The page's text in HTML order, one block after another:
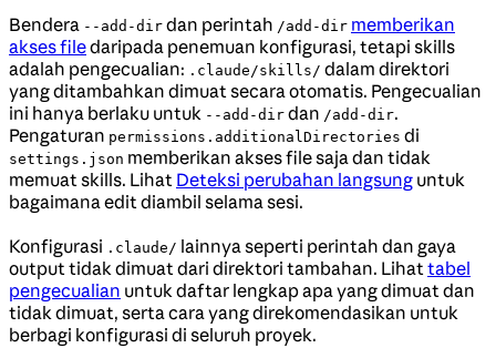
Bendera --add-dir dan perintah /add-dir memberikan
akses filedaripada penemuan konfigurasi, tetapi skills
adalah pengecualian: .claude/skills/ dalam direktori
yang ditambahkan dimuat secara otomatis. Pengecualian
ini hanya berlaku untuk --add-dir dan /add-dir.
Pengaturan permissions.additionalDirectories di
settings.json memberikan akses file saja dan tidak
memuat skills. Lihat Deteksi perubahan langsung untuk
bagaimana edit diambil selama sesi.
Konfigurasi .claude/ lainnya seperti perintah dan gaya
output tidak dimuat dari direktori tambahan. Lihattabel
pengecualian untuk daftar lengkap apa yang dimuat dan
tidak dimuat, serta cara yang direkomendasikan untuk
berbagi konfigurasi di seluruh proyek.